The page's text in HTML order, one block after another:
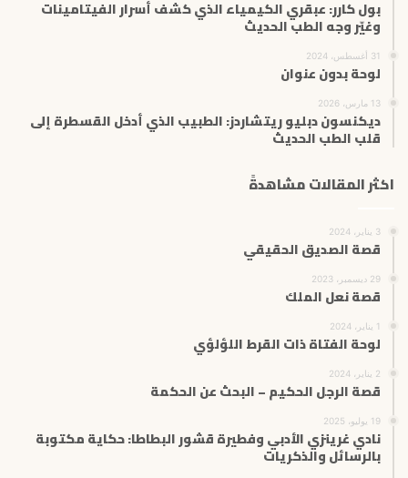
بول كارر: عبقري الكيمياء الذي كشف أسرار الفيتامينات
وغيّر وجه الطب الحديث
31 أغسطس، 2024
لوحة بدون عنوان
13 مارس، 2026
ديكنسون دبليو ريتشاردز: الطبيب الذي أدخل القسطرة إلى
قلب الطب الحديث
اكثر المقالات مشاهدةً
3 يناير، 2024
قصة الصديق الحقيقي
29 ديسمبر، 2023
قصة نعل الملك
1 يناير، 2024
لوحة الفتاة ذات القرط اللؤلؤي
2 يناير، 2024
قصة الرجل الحكيم – البحث عن الحكمة
19 يوليو، 2025
نادي غرينزي الأدبي وفطيرة قشور البطاطا: حكاية مكتوبة
بالرسائل والذكريات